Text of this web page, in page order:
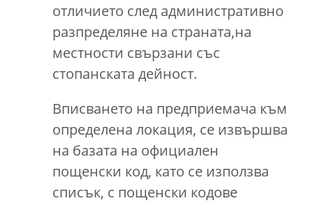
отличието след административно
разпределяне на страната,на
местности свързани със
стопанската дейност.
Вписването на предприемача към
определена локация, се извършва
на базата на официален
пощенски код, като се използва
списък, с пощенски кодове